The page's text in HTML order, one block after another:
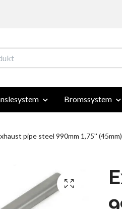
Bromssystem
pipe steel 990mm 1,75'' (45mm)